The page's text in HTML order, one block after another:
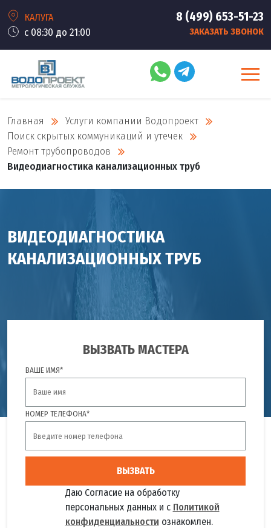
КАЛУГА
с 08:30 до 21:00
8 (499) 653-51-23
ЗАКАЗАТЬ ЗВОНОК
Главная
Услуги компании Водопроект
Поиск скрытых коммуникаций и утечек
Ремонт трубопроводов
Видеодиагностика канализационных труб
ВИДЕОДИАГНОСТИКА
КАНАЛИЗАЦИОННЫХ ТРУБ
ВЫЗВАТЬ МАСТЕРА
ВАШЕ ИМЯ*
НОМЕР ТЕЛЕФОНА*
ВЫЗВАТЬ
Даю Согласие на обработку
персональных данных и с Политикой
конфиденциальности ознакомлен.